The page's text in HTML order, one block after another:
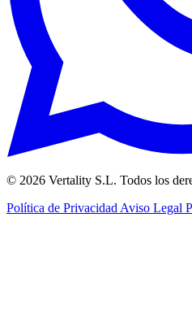
© 2026 Vertality S.L. Todos los
Política de Privacidad Aviso Legal